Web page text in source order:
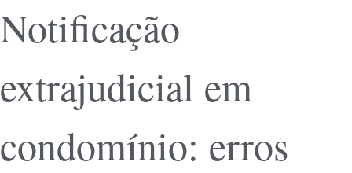
Notificação
extrajudicial em
condomínio: erros